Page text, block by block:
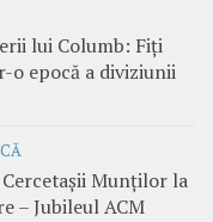
lui Columb: Fiți
epocă a diviziunii
Munților la
– Jubileul ACM